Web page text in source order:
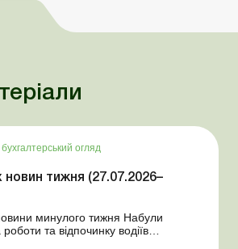
огляд
новин тижня (27.07.2026–
минулого тижня Набули
та відпочинку водіїв